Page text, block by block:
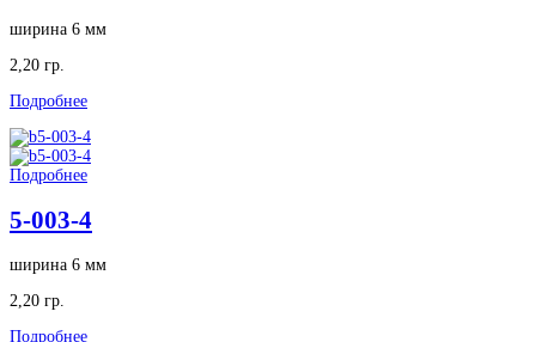
ширина 6 мм
2,20 гр.
Подробнее
Подробнее
5-003-4
ширина 6 мм
2,20 гр.
Подробнее